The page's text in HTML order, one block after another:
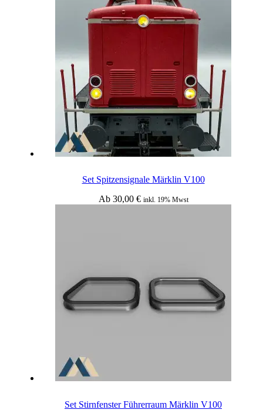
Set Spitzensignale Märklin V100
Ab 30,00 € inkl. 19% Mwst
Set Stirnfenster Führerraum Märklin V100